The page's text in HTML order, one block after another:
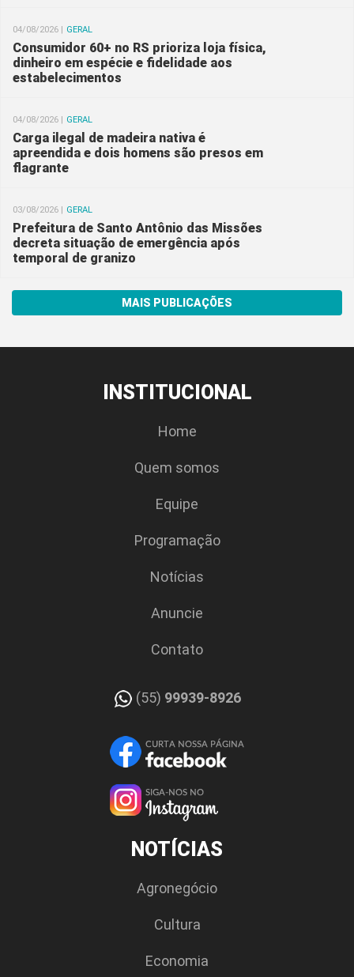
04/08/2026 | GERAL
Consumidor 60+ no RS prioriza loja física,
dinheiro em espécie e fidelidade aos
estabelecimentos
04/08/2026 | GERAL
Carga ilegal de madeira nativa é
apreendida e dois homens são presos em
flagrante
03/08/2026 | GERAL
Prefeitura de Santo Antônio das Missões
decreta situação de emergência após
temporal de granizo
MAIS PUBLICAÇÕES
INSTITUCIONAL
Home
Quem somos
Equipe
Programação
Notícias
Anuncie
Contato
(55) 99939-8926
NOTÍCIAS
Agronegócio
Cultura
Economia